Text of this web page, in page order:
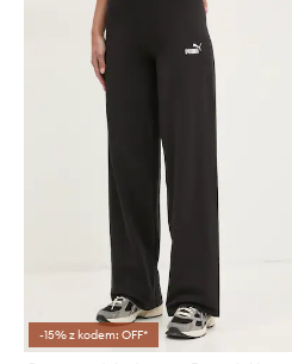
-15% z kodem: OFF*